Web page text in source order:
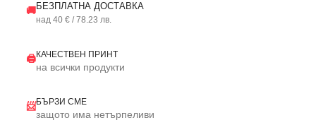
🚚БЕЗПЛАТНА ДОСТАВКА
над 40 € / 78.23 лв.
🖨️КАЧЕСТВЕН ПРИНТ
на всички продукти
📨БЪРЗИ СМЕ
защото има нетърпеливи